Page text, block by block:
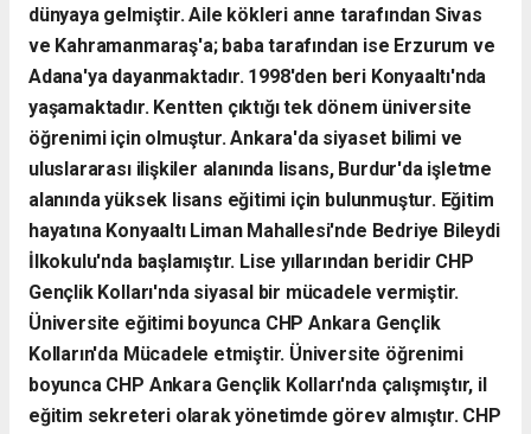
dünyaya gelmiştir. Aile kökleri anne tarafından Sivas
ve Kahramanmaraş'a; baba tarafından ise Erzurum ve
Adana'ya dayanmaktadır. 1998'den beri Konyaaltı'nda
yaşamaktadır. Kentten çıktığı tek dönem üniversite
öğrenimi için olmuştur. Ankara'da siyaset bilimi ve
uluslararası ilişkiler alanında lisans, Burdur'da işletme
alanında yüksek lisans eğitimi için bulunmuştur. Eğitim
hayatına Konyaaltı Liman Mahallesi'nde Bedriye Bileydi
İlkokulu'nda başlamıştır. Lise yıllarından beridir CHP
Gençlik Kolları'nda siyasal bir mücadele vermiştir.
Üniversite eğitimi boyunca CHP Ankara Gençlik
Kolların'da Mücadele etmiştir. Üniversite öğrenimi
boyunca CHP Ankara Gençlik Kolları'nda çalışmıştır, il
eğitim sekreteri olarak yönetimde görev almıştır. CHP